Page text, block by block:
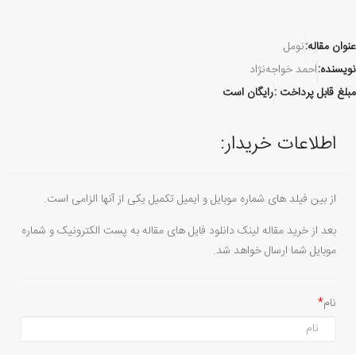
عنوان مقاله:نومل
نویسنده:احمد خواجه‌نژاد
مبلغ قابل پرداخت :رایگان است
اطلاعات خریدار:
از بین فیلد های شماره موبایل و ایمیل تکمیل یکی از آنها الزامی است.
بعد از خرید مقاله لینک دانلود فایل های مقاله به پست الکترونیک و شماره
موبایل شما ارسال خواهد شد.
نام